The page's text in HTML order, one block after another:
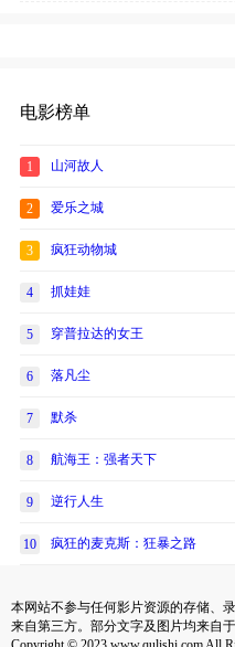
电影榜单
1 山河故人
2 爱乐之城
3 疯狂动物城
4 抓娃娃
5 穿普拉达的女王
6 落凡尘
7 默杀
8 航海王：强者天下
9 逆行人生
10 疯狂的麦克斯：狂暴之路
本网站不参与任何影片资源的存储、
来自第三方。部分文字及图片均来自